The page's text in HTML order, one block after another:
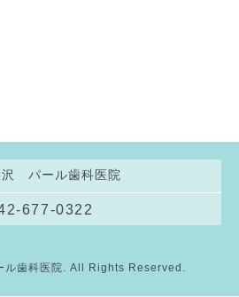
沢 パール歯科医院
677-0322
歯科医院. All Rights Reserved.